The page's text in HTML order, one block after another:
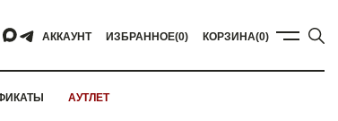
АККАУНТ ИЗБРАННОЕ(0) КОРЗИНА(0)
АУТЛЕТ